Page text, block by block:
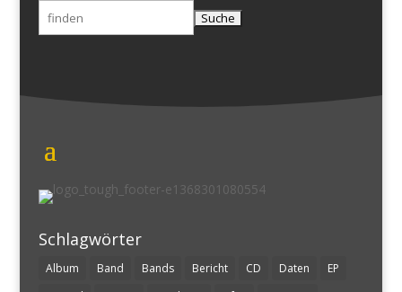
Suchen
nach:
Schlagwörter
Album Band Bands Bericht CD Daten
EP